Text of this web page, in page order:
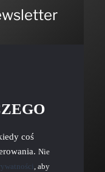
coś
Nie
, aby